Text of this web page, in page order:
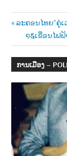
Post
Previous
Post:
ລະຄອນໄທຍ”ຄູ່ເ
Next
Post:
໑໕ເຂື່ອນໄຟຟ້
ການເມືອງ –